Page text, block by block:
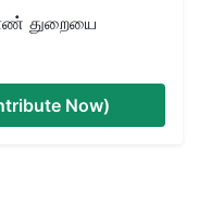
துறையை
Now)